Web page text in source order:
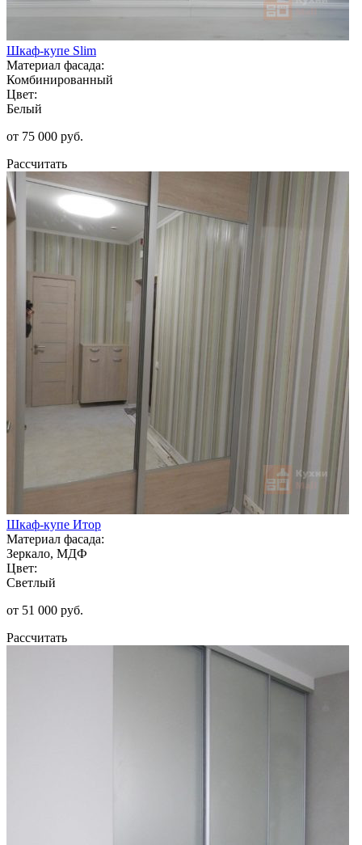
Шкаф-купе Slim
Материал фасада:
Комбинированный
Цвет:
Белый
от 75 000 руб.
Рассчитать
Шкаф-купе Итор
Материал фасада:
Зеркало, МДФ
Цвет:
Светлый
от 51 000 руб.
Рассчитать